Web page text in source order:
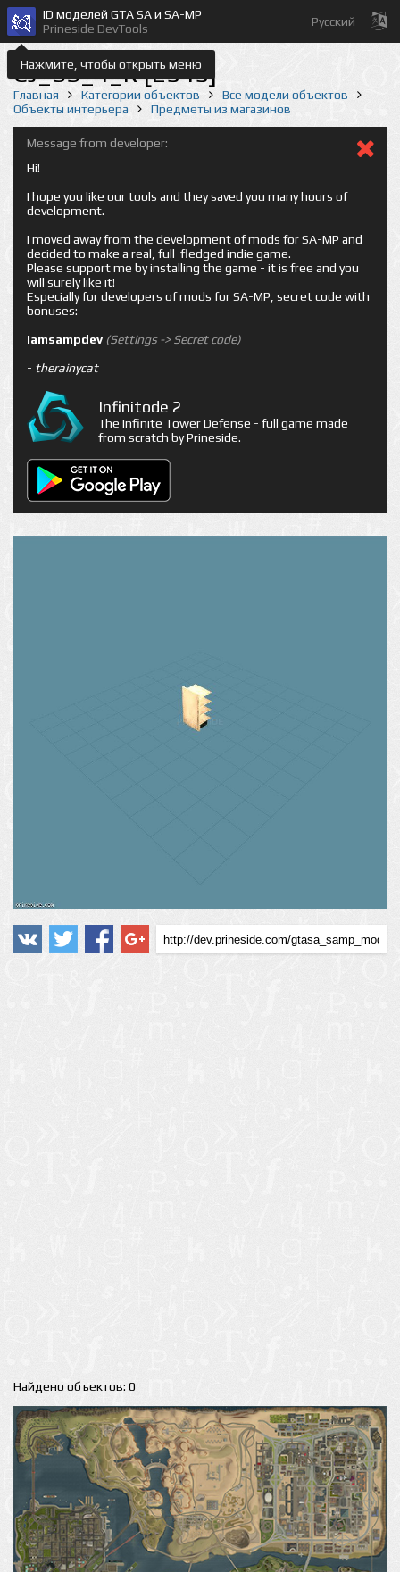
Нажмите, чтобы открыть меню
ID моделей GTA SA и SA-MP
Prineside DevTools
Русский
CJ_SS_4_R [2545]
Главная Категории объектов
Все модели объектов
Объекты интерьера
Предметы из магазинов
Message from developer:
Hi!
I hope you like our tools and they saved you many hours of
development.
I moved away from the development of mods for SA-MP and
decided to make a real, full-fledged indie game.
Please support me by installing the game - it is free and you
will surely like it!
Especially for developers of mods for SA-MP, secret code with
bonuses:
iamsampdev (Settings -> Secret code)
- therainycat
Infinitode 2
The Infinite Tower Defense - full game made
from scratch by Prineside.
Найдено объектов: 0